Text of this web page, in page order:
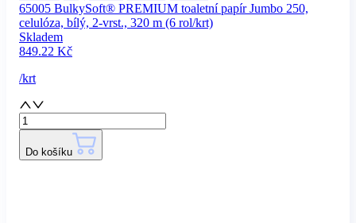
65005 BulkySoft® PREMIUM toaletní papír Jumbo 250,
celulóza, bílý, 2-vrst., 320 m (6 rol/krt)
Skladem
849.22 Kč
/krt
Do košíku